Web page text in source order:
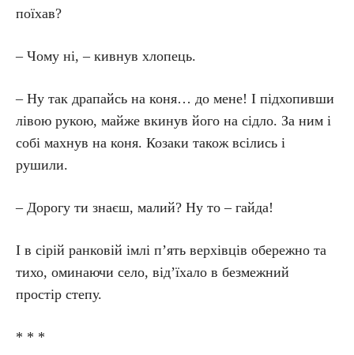
поїхав?
– Чому ні, – кивнув хлопець.
– Ну так драпайсь на коня… до мене! І підхопивши
лівою рукою, майже вкинув його на сідло. За ним і
собі махнув на коня. Козаки також всілись і
рушили.
– Дорогу ти знаєш, малий? Ну то – гайда!
І в сірій ранковій імлі п’ять верхівців обережно та
тихо, оминаючи село, від’їхало в безмежний
простір степу.
* * *